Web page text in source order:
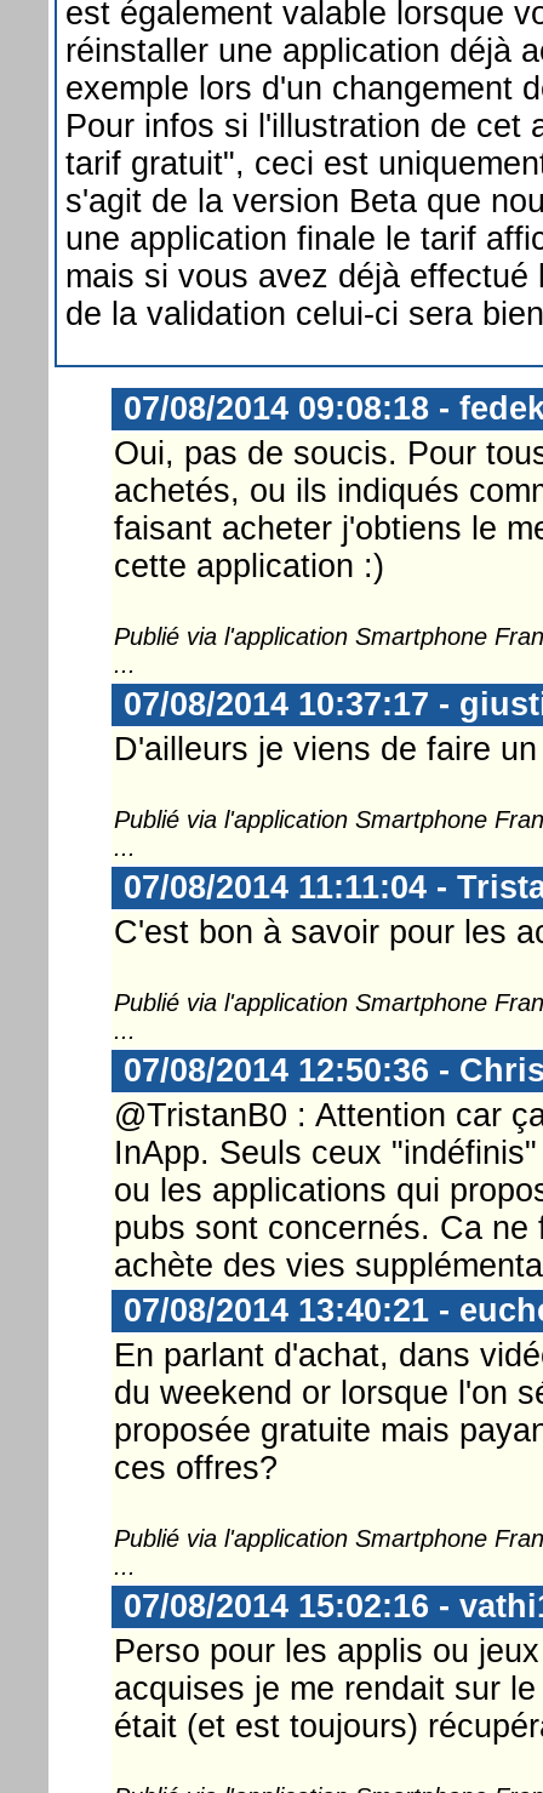
est également valable lorsque
réinstaller une application déjà
exemple lors d'un changement
Pour infos si l'illustration de cet
tarif gratuit", ceci est
s'agit de la version Beta que
une application finale le tarif
mais si vous avez déjà effectué
de la validation celui-ci sera
07/08/2014 09:08:18 -
Oui, pas de soucis. Pour
achetés, ou ils indiqués
faisant acheter j'obtiens le
cette application :)
Publié via l'application Smartphone
...
07/08/2014 10:37:17 -
D'ailleurs je viens de faire
Publié via l'application Smartphone
...
07/08/2014 11:11:04 -
C'est bon à savoir pour les
Publié via l'application Smartphone
...
07/08/2014 12:50:36 -
@TristanB0 : Attention car
InApp. Seuls ceux
ou les applications qui
pubs sont concernés. Ca
achète des vies
07/08/2014 13:40:21 -
En parlant d'achat, dans
du weekend or lorsque l'on
proposée gratuite mais
ces offres?
Publié via l'application Smartphone
...
07/08/2014 15:02:16 -
Perso pour les applis ou
acquises je me rendait sur
était (et est toujours)